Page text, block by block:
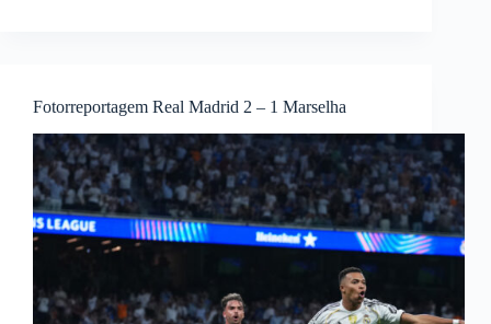
Fotorreportagem Real Madrid 2 – 1 Marselha